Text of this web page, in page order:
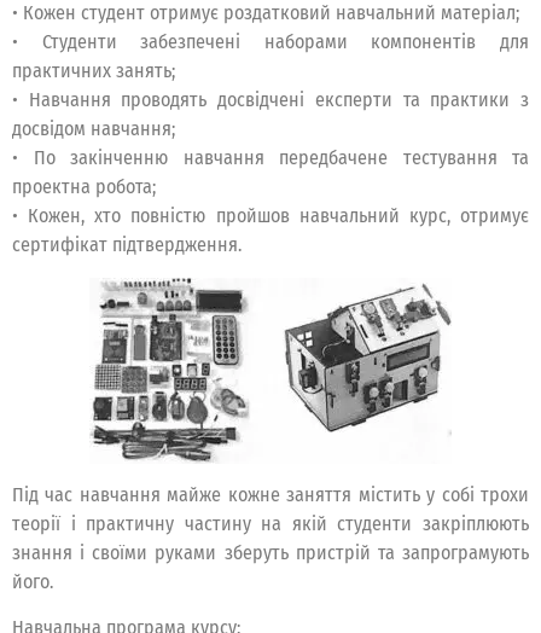
• Кожен студент отримує роздатковий навчальний матеріал;
• Студенти забезпечені наборами компонентів для
практичних занять;
• Навчання проводять досвідчені експерти та практики з
досвідом навчання;
• По закінченню навчання передбачене тестування та
проектна робота;
• Кожен, хто повністю пройшов навчальний курс, отримує
сертифікат підтвердження.
Під час навчання майже кожне заняття містить у собі трохи
теорії і практичну частину на якій студенти закріплюють
знання і своїми руками зберуть пристрій та запрограмують
його.
Навчальна програма курсу: